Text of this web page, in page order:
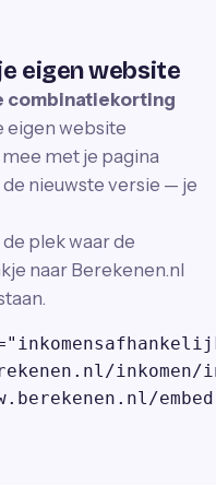
eigen website
combinatiekorting
eigen website
met je pagina
nieuwste versie — je
plek waar de
naar Berekenen.nl
inkomen/